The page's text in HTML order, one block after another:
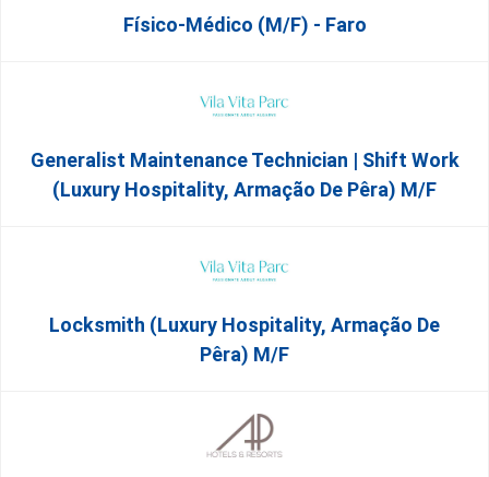
Físico-Médico (M/F) - Faro
Generalist Maintenance Technician | Shift Work
(Luxury Hospitality, Armação De Pêra) M/f
Locksmith (Luxury Hospitality, Armação De
Pêra) M/f